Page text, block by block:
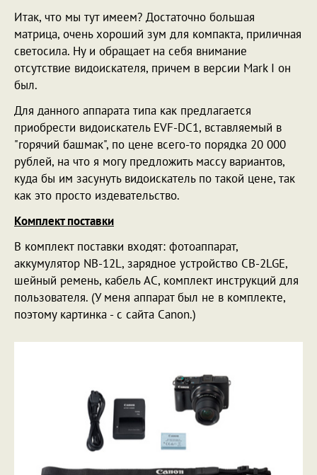
Итак, что мы тут имеем? Достаточно большая
матрица, очень хороший зум для компакта, приличная
светосила. Ну и обращает на себя внимание
отсутствие видоискателя, причем в версии Mark I он
был.
Для данного аппарата типа как предлагается
приобрести видоискатель EVF-DC1, вставляемый в
"горячий башмак", по цене всего-то порядка 20 000
рублей, на что я могу предложить массу вариантов,
куда бы им засунуть видоискатель по такой цене, так
как это просто издевательство.
Комплект поставки
В комплект поставки входят: фотоаппарат,
аккумулятор NB-12L, зарядное устройство CB-2LGE,
шейный ремень, кабель AC, комплект инструкций для
пользователя. (У меня аппарат был не в комплекте,
поэтому картинка - с сайта Canon.)